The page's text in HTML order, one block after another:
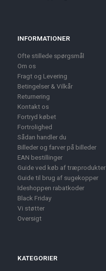
INFORMATIONER
Ofte stillede spørgsmål
Om os
Fragt og Levering
Betingelser & Vilkår
Returnering
Kontakt os
Fortryd købet
Fortrolighed
Sådan handler du
Billeder og farver på billeder
EAN bestillinger
Guide ved køb af træprodukter
Guide til brug af sugekopper
Ideshoppen rabatkoder
Black Friday
Vi støtter
Oversigt
KATEGORIER